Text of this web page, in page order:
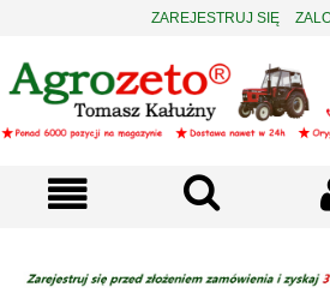
ZAREJESTRUJ SIĘ